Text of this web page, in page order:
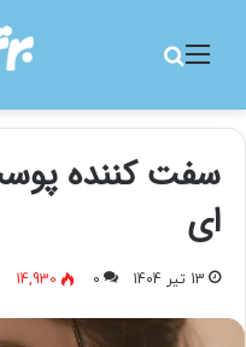
منو
سفت کننده
ای
13 تیر 1404 0
14,930